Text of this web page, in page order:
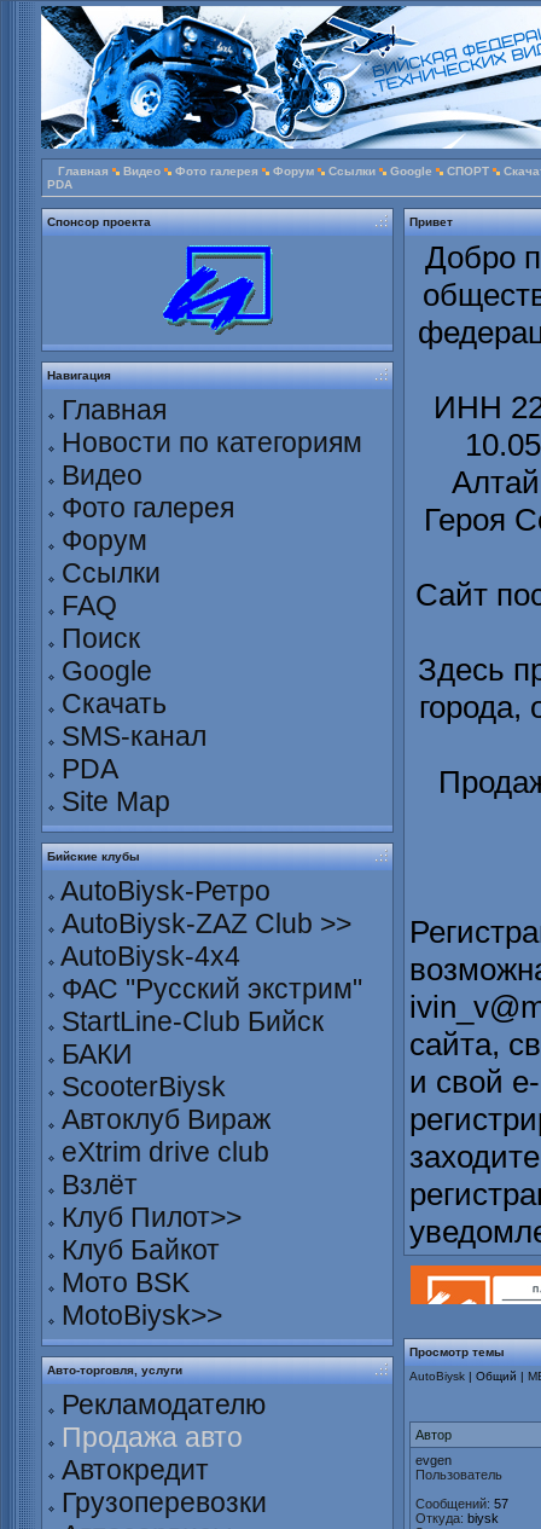
Главная Видео Фото галерея Форум Ссылки Google СПОРТ
PDA
Спонсор проекта
Навигация
Главная
Новости по категориям
Видео
Фото галерея
Форум
Ссылки
FAQ
Поиск
Google
Скачать
SMS-канал
PDA
Site Map
Бийские клубы
AutoBiysk-Ретро
AutoBiysk-ZAZ Club >>
AutoBiysk-4x4
ФАС "Русский экстрим"
StartLine-Club Бийск
БАКИ
ScooterBiysk
Автоклуб Вираж
eXtrim drive club
Взлёт
Клуб Пилот>>
Клуб Байкот
Мото BSK
MotoBiysk>>
Авто-торговля, услуги
Рекламодателю
Продажа авто
Автокредит
Грузоперевозки
Привет
Добро
ИНН
Героя
Сайт
Здесь
города,
сайта,
и свой
Просмотр темы
AutoBiysk | Общий |
Автор
evgen
Пользователь
Сообщений: 57
Откуда: biysk